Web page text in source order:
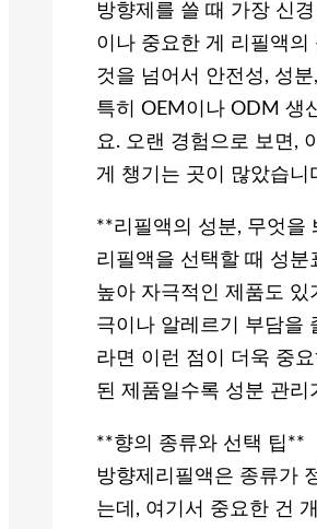
방향제를 쓸 때 가장 신
이나 중요한 게 리필액
것을 넘어서 안전성, 성
특히 OEM이나 ODM 생
요. 오랜 경험으로 보면,
게 챙기는 곳이 많았습니
**리필액의 성분, 무엇을
리필액을 선택할 때 성분
높아 자극적인 제품도
극이나 알레르기 부담을
라면 이런 점이 더욱 중
된 제품일수록 성분 관
**향의 종류와 선택 팁**
방향제리필액은 종류가
는데, 여기서 중요한 건